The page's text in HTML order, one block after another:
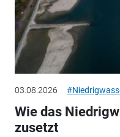
03.08.2026
Wie das
zusetzt